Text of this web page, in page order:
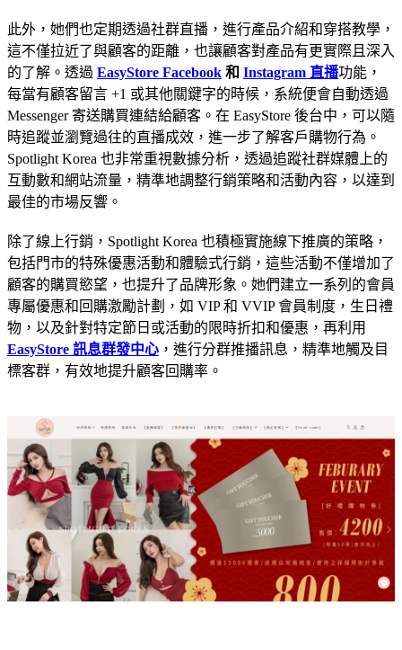
此外，她們也定期透過社群直播，進行產品介紹和穿搭教學，
這不僅拉近了與顧客的距離，也讓顧客對產品有更實際且深入
的了解。透過 EasyStore Facebook 和 Instagram 直播功能，
每當有顧客留言 +1 或其他關鍵字的時候，系統便會自動透過
Messenger 寄送購買連結給顧客。在 EasyStore 後台中，可以隨
時追蹤並瀏覽過往的直播成效，進一步了解客戶購物行為。
Spotlight Korea 也非常重視數據分析，透過追蹤社群媒體上的
互動數和網站流量，精準地調整行銷策略和活動內容，以達到
最佳的市場反響。
除了線上行銷，Spotlight Korea 也積極實施線下推廣的策略，
包括門市的特殊優惠活動和體驗式行銷，這些活動不僅增加了
顧客的購買慾望，也提升了品牌形象。她們建立一系列的會員
專屬優惠和回購激勵計劃，如 VIP 和 VVIP 會員制度，生日禮
物，以及針對特定節日或活動的限時折扣和優惠，再利用
EasyStore 訊息群發中心 ，進行分群推播訊息，精準地觸及目
標客群，有效地提升顧客回購率。